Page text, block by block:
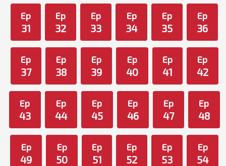
Ep
31
Ep
32
Ep
33
Ep
34
Ep
35
Ep
36
Ep
37
Ep
38
Ep
39
Ep
40
Ep
41
Ep
42
Ep
43
Ep
44
Ep
45
Ep
46
Ep
47
Ep
48
Ep
49
Ep
50
Ep
51
Ep
52
Ep
53
Ep
54